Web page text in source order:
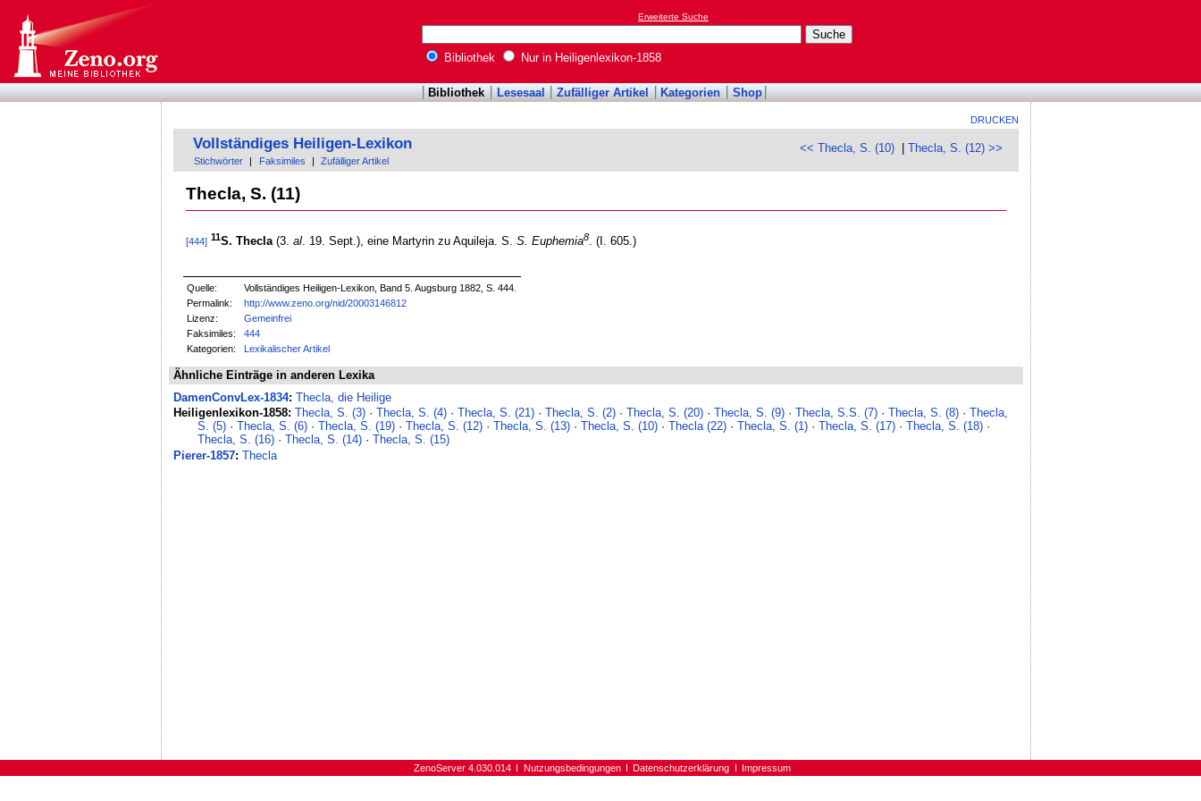
Erweiterte Suche
Bibliothek Nur in Heiligenlexikon-1858
Bibliothek Lesesaal Zufälliger Artikel Kategorien Shop
DRUCKEN
<< Thecla, S. (10) |Thecla, S. (12) >>
Vollständiges Heiligen-Lexikon
Stichwörter Faksimiles Zufälliger Artikel
Thecla, S. (11)
[444] 11S. Thecla(3. al. 19. Sept.), eine Martyrin zu Aquileja. S. S. Euphemia8. (I. 605.)
Quelle:
Vollständiges Heiligen-Lexikon, Band 5. Augsburg 1882, S. 444.
Permalink:
http://www.zeno.org/nid/20003146812
Lizenz:
Gemeinfrei
Faksimiles:
444
Kategorien:
Lexikalischer Artikel
Ähnliche Einträge in anderen Lexika
DamenConvLex-1834: Thecla, die Heilige
Heiligenlexikon-1858: Thecla, S. (3) ·Thecla, S. (4) ·Thecla, S. (21) ·Thecla, S. (2) ·Thecla, S. (20) ·Thecla, S. (9) ·Thecla, S.S. (7) ·Thecla, S. (8) ·Thecla,
S. (5)· Thecla, S. (6)· Thecla, S. (19)· Thecla, S. (12)· Thecla, S. (13)· Thecla, S. (10)· Thecla (22)· Thecla, S. (1)· Thecla, S. (17)· Thecla, S. (18)·
Thecla, S. (16)· Thecla, S. (14)· Thecla, S. (15)
Pierer-1857: Thecla
ZenoServer 4.030.014 Nutzungsbedingungen Datenschutzerklärung Impressum